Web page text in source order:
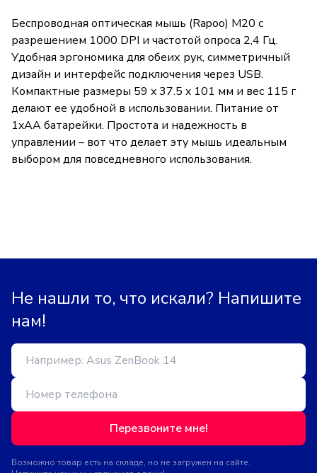
Беспроводная оптическая мышь (Rapoo) M20 с
разрешением 1000 DPI и частотой опроса 2,4 Гц.
Удобная эргономика для обеих рук, симметричный
дизайн и интерфейс подключения через USB.
Компактные размеры 59 x 37.5 x 101 мм и вес 115 г
делают ее удобной в использовании. Питание от
1xAA батарейки. Простота и надежность в
управлении – вот что делает эту мышь идеальным
выбором для повседневного использования.
Не нашли то, что искали? Напишите
нам!
Перезвоните мне!
Возможно товар есть на складе, но не загружен на сайте.